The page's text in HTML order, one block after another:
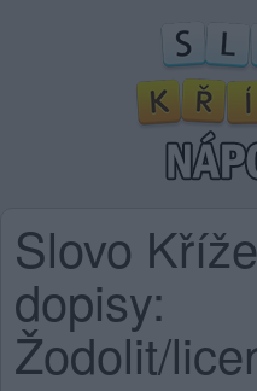
Slovo
dopisy:
Žodolit/